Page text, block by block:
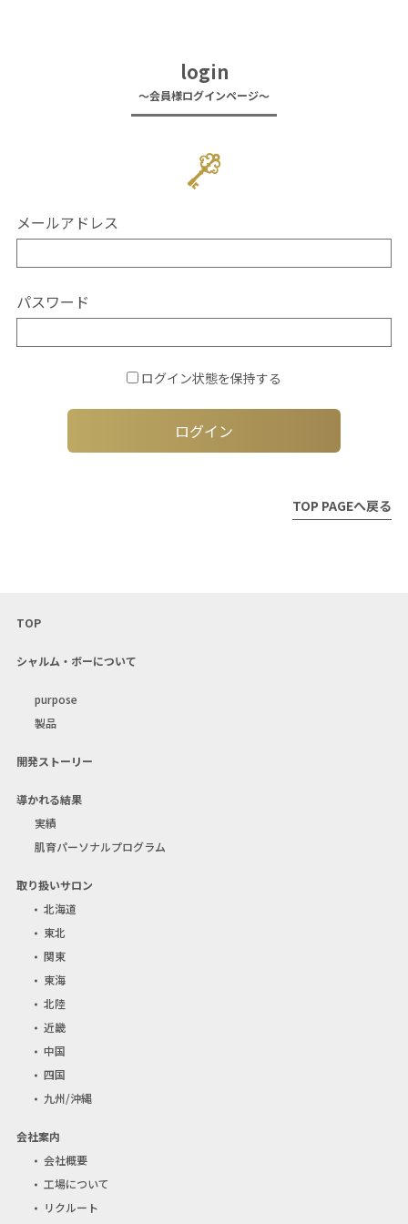
login
〜会員様ログインページ〜
メールアドレス
パスワード
ログイン状態を保持する
ログイン
TOP PAGEへ戻る
TOP
シャルム・ボーについて
purpose
製品
開発ストーリー
導かれる結果
実績
肌育パーソナルプログラム
取り扱いサロン
北海道
東北
関東
東海
北陸
近畿
中国
四国
九州/沖縄
会社案内
会社概要
工場について
リクルート